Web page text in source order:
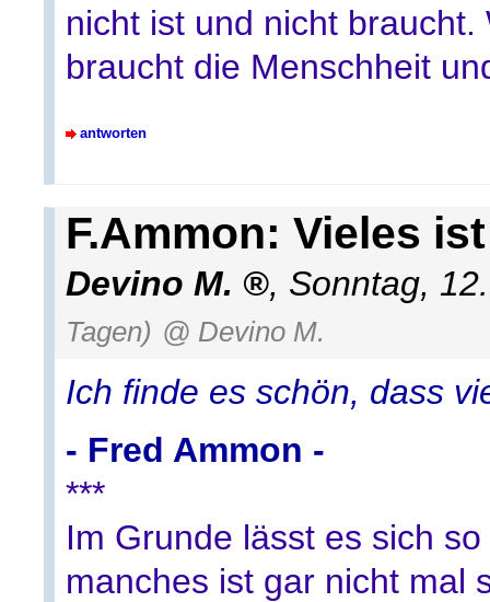
nicht ist und nicht
braucht die Menschheit
antworten
F.Ammon: Vieles
Devino M. , Sonntag,
Tagen) @ Devino M.
Ich finde es schön, dass
- Fred Ammon -
***
Im Grunde lässt es sich
manches ist gar nicht mal